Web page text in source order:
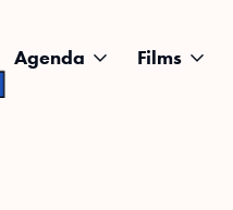
Agenda Films